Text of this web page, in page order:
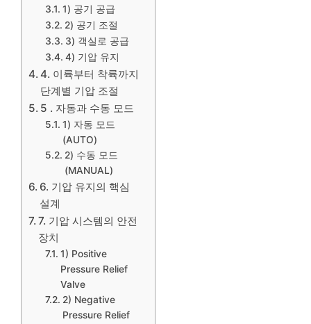
1) 공기 공급
2) 공기 조절
3) 객실로 공급
4) 기압 유지
4. 이륙부터 착륙까지
단계별 기압 조절
5 . 자동과 수동 모드
1) 자동 모드
(AUTO)
2) 수동 모드
(MANUAL)
6. 기압 유지의 핵심
설계
7. 기압 시스템의 안전
장치
1) Positive
Pressure Relief
Valve
2) Negative
Pressure Relief